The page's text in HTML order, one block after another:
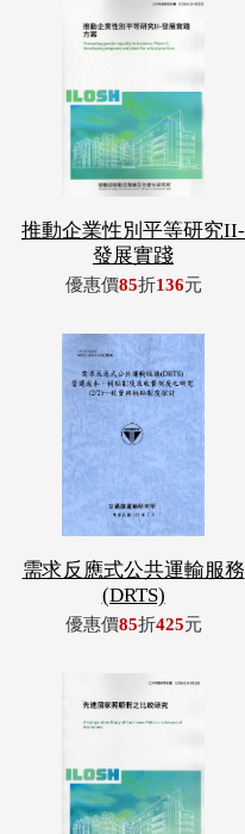
推動企業性別平等研究II-
發展實踐
優惠價85折136元
需求反應式公共運輸服務
(DRTS)
優惠價85折425元